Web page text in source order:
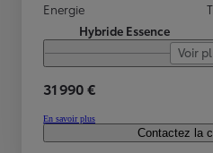
Energie
Hybride Essence
Voir
31 990 €
En savoir plus
Contactez la